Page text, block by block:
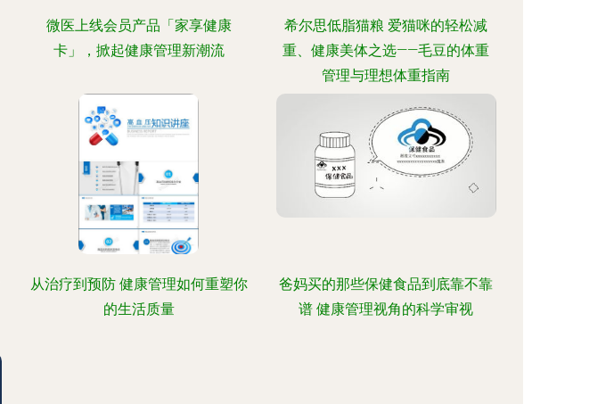
微医上线会员产品「家享健康
卡」，掀起健康管理新潮流
希尔思低脂猫粮 爱猫咪的轻松减
重、健康美体之选——毛豆的体重
管理与理想体重指南
从治疗到预防 健康管理如何重塑你
的生活质量
爸妈买的那些保健食品到底靠不靠
谱 健康管理视角的科学审视